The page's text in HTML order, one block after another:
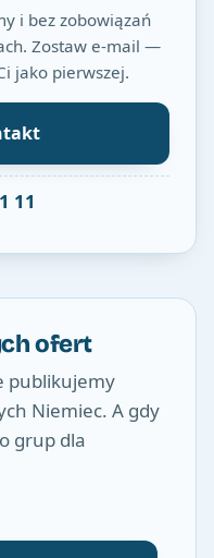
i bez zobowiązań
Zostaw e-mail —
jako pierwszej.
11
ofert
publikujemy
Niemiec. A gdy
grup dla